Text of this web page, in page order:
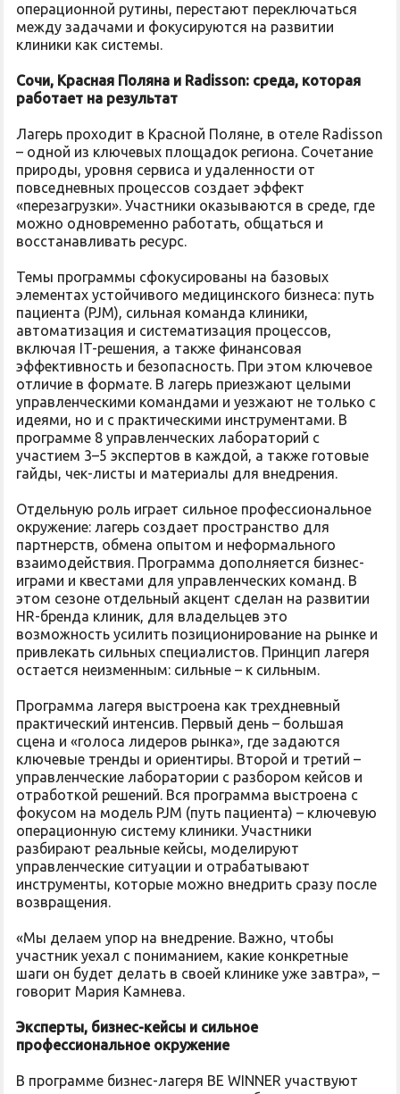
операционной рутины, перестают переключаться
между задачами и фокусируются на развитии
клиники как системы.
Сочи, Красная Поляна и Radisson: среда, которая
работает на результат
Лагерь проходит в Красной Поляне, в отеле Radisson
– одной из ключевых площадок региона. Сочетание
природы, уровня сервиса и удаленности от
повседневных процессов создает эффект
«перезагрузки». Участники оказываются в среде, где
можно одновременно работать, общаться и
восстанавливать ресурс.
Темы программы сфокусированы на базовых
элементах устойчивого медицинского бизнеса: путь
пациента (PJM), сильная команда клиники,
автоматизация и систематизация процессов,
включая IT-решения, а также финансовая
эффективность и безопасность. При этом ключевое
отличие в формате. В лагерь приезжают целыми
управленческими командами и уезжают не только с
идеями, но и с практическими инструментами. В
программе 8 управленческих лабораторий с
участием 3–5 экспертов в каждой, а также готовые
гайды, чек-листы и материалы для внедрения.
Отдельную роль играет сильное профессиональное
окружение: лагерь создает пространство для
партнерств, обмена опытом и неформального
взаимодействия. Программа дополняется бизнес-
играми и квестами для управленческих команд. В
этом сезоне отдельный акцент сделан на развитии
HR-бренда клиник, для владельцев это
возможность усилить позиционирование на рынке и
привлекать сильных специалистов. Принцип лагеря
остается неизменным: сильные – к сильным.
Программа лагеря выстроена как трехдневный
практический интенсив. Первый день – большая
сцена и «голоса лидеров рынка», где задаются
ключевые тренды и ориентиры. Второй и третий –
управленческие лаборатории с разбором кейсов и
отработкой решений. Вся программа выстроена с
фокусом на модель PJM (путь пациента) – ключевую
операционную систему клиники. Участники
разбирают реальные кейсы, моделируют
управленческие ситуации и отрабатывают
инструменты, которые можно внедрить сразу после
возвращения.
«Мы делаем упор на внедрение. Важно, чтобы
участник уехал с пониманием, какие конкретные
шаги он будет делать в своей клинике уже завтра», –
говорит Мария Камнева.
Эксперты, бизнес-кейсы и сильное
профессиональное окружение
В программе бизнес-лагеря BE WINNER участвуют